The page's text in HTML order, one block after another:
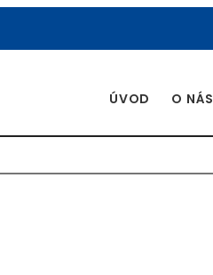
ÚVOD O NÁS